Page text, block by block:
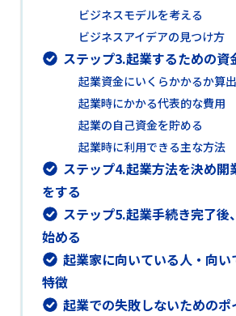
ビジネスモデルを考える
ビジネスアイデアの見つけ方
ステップ3.起業するための資
起業資金にいくらかかるか算
起業時にかかる代表的な費用
起業の自己資金を貯める
起業時に利用できる主な方法
ステップ4.起業方法を決め開
をする
ステップ5.起業手続き完了後
始める
起業家に向いている人・向い
特徴
起業での失敗しないためのポ